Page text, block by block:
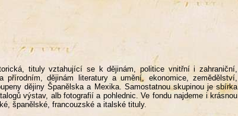
tituly vztahující se k dějinám, politice vnitřní i zahraniční,
přírodním, dějinám literatury a umění, ekonomice, zemědělství,
dějiny Španělska a Mexika. Samostatnou skupinou je sbírka
výstav, alb fotografií a pohlednic. Ve fondu najdeme i krásnou
španělské, francouzské a italské tituly.